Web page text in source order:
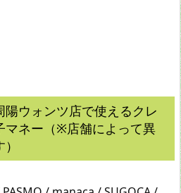
陽ウォンツ店で使えるクレ
マネー（※店舗によって異